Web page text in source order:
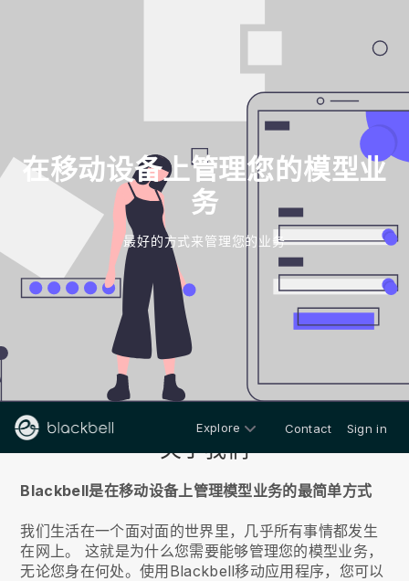
在移动设备上管理您的模型业
务
最好的方式来管理您的业务
Explore Contact Sign in
关于我们
Blackbell是在移动设备上管理模型业务的最简单方式
我们生活在一个面对面的世界里，几乎所有事情都发生
在网上。 这就是为什么您需要能够管理您的模型业务，
无论您身在何处。 使用 Blackbell移动应用程序，您可以